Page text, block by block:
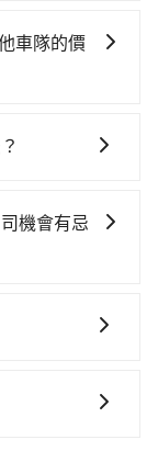
前排班的計程
，抵達協和
到府專車接
車上，現在還
車，也可參考
$3.2，從桃園
（金額
單都需自付。
人座可供選
，打開車門才
卻遲遲尚未歸
時還是有其區
果在路邊攔不
計程車隊，如
綜合以上，無
車隊的價
短程與城市為
步專注在長程
去哪裡（當然
是違法可能被
是不會提供任
以及配合的車
的開頭，只要
機會有忌
特殊要求，例
費，則可以由
運輸，例如：